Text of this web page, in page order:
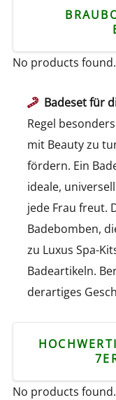
No products found.
Badeset für
Regel
mit Beauty zu
fördern. Ein
ideale,
jede Frau freut.
Badebomben,
zu Luxus Spa-
Badeartikeln.
derartiges
No products found.